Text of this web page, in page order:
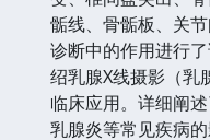
骺线、骨骺板、关
诊断中的作用进行
绍乳腺X线摄影（乳
临床应用。详细阐
乳腺炎等常见疾病